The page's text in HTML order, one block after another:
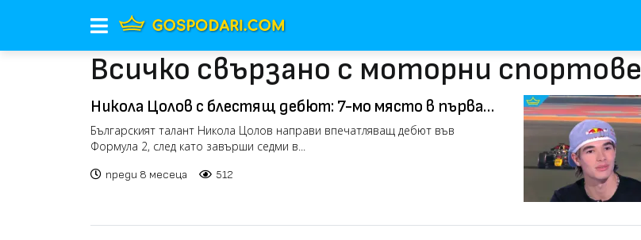
Всичко свързано с моторни спортове
Никола Цолов с блестящ дебют: 7-мо място в първата
си квалификация във Формула 2
Българският талант Никола Цолов направи впечатляващ дебют във
Формула 2, след като завърши седми в...
преди 8 месеца 512